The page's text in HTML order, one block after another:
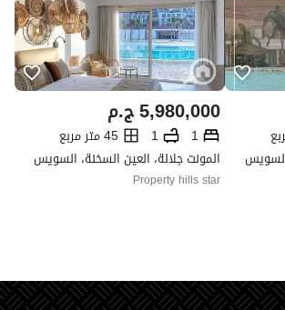
السويس
ج.م5,980,000
1
1
45 متر مربع
المونت جلالة، العين السخنة، السويس
Property hills star